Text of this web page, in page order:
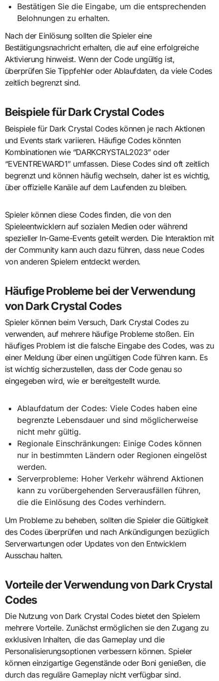
Bestätigen Sie die Eingabe, um die entsprechenden
Belohnungen zu erhalten.
Nach der Einlösung sollten die Spieler eine
Bestätigungsnachricht erhalten, die auf eine erfolgreiche
Aktivierung hinweist. Wenn der Code ungültig ist,
überprüfen Sie Tippfehler oder Ablaufdaten, da viele Codes
zeitlich begrenzt sind.
Beispiele für Dark Crystal Codes
Beispiele für Dark Crystal Codes können je nach Aktionen
und Events stark variieren. Häufige Codes könnten
Kombinationen wie “DARKCRYSTAL2023” oder
“EVENTREWARD1” umfassen. Diese Codes sind oft zeitlich
begrenzt und können häufig wechseln, daher ist es wichtig,
über offizielle Kanäle auf dem Laufenden zu bleiben.
Spieler können diese Codes finden, die von den
Spieleentwicklern auf sozialen Medien oder während
spezieller In-Game-Events geteilt werden. Die Interaktion mit
der Community kann auch dazu führen, dass neue Codes
von anderen Spielern entdeckt werden.
Häufige Probleme bei der Verwendung
von Dark Crystal Codes
Spieler können beim Versuch, Dark Crystal Codes zu
verwenden, auf mehrere häufige Probleme stoßen. Ein
häufiges Problem ist die falsche Eingabe des Codes, was zu
einer Meldung über einen ungültigen Code führen kann. Es
ist wichtig sicherzustellen, dass der Code genau so
eingegeben wird, wie er bereitgestellt wurde.
Ablaufdatum der Codes: Viele Codes haben eine
begrenzte Lebensdauer und sind möglicherweise
nicht mehr gültig.
Regionale Einschränkungen: Einige Codes können
nur in bestimmten Ländern oder Regionen eingelöst
werden.
Serverprobleme: Hoher Verkehr während Aktionen
kann zu vorübergehenden Serverausfällen führen,
die die Einlösung des Codes verhindern.
Um Probleme zu beheben, sollten die Spieler die Gültigkeit
des Codes überprüfen und nach Ankündigungen bezüglich
Serverwartungen oder Updates von den Entwicklern
Ausschau halten.
Vorteile der Verwendung von Dark Crystal
Codes
Die Nutzung von Dark Crystal Codes bietet den Spielern
mehrere Vorteile. Zunächst ermöglichen sie den Zugang zu
exklusiven Inhalten, die das Gameplay und die
Personalisierungsoptionen verbessern können. Spieler
können einzigartige Gegenstände oder Boni genießen, die
durch das reguläre Gameplay nicht verfügbar sind.